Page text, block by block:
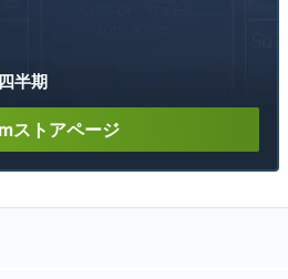
半期
ストアページ